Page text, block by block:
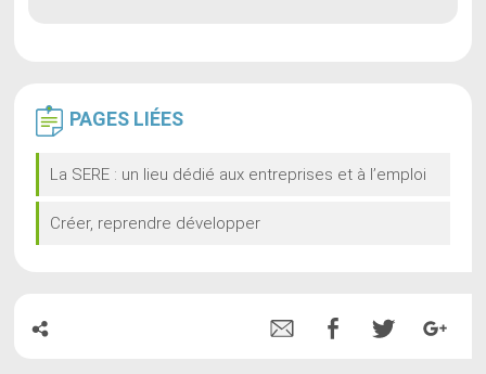
PAGES LIÉES
La SERE : un lieu dédié aux entreprises et à l’emploi
Créer, reprendre développer